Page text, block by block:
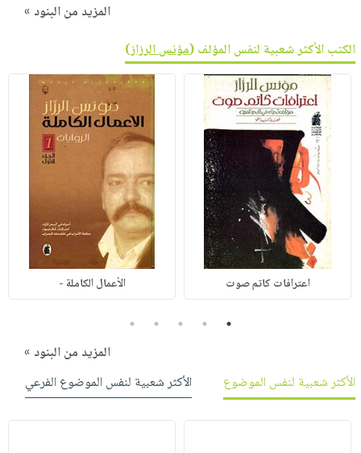
المزيد من البنود »
الكتب الأكثر شعبية لنفس المؤلف (مؤنس الرزاز)
اعترافات كاتم صوت الأعمال الكاملة -
1
2
3
4
5
المزيد من البنود »
الأكثر شعبية لنفس الموضوع
الأكثر شعبية لنفس الموضوع الفرعي